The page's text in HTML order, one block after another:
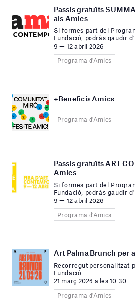
Passis gratuïts
als Amics
Si formes part del
Fundació, podràs gaudir
9 — 12 abril 2026
Programa d'Amics
+Beneficis Amics
Programa d'Amics
Passis gratuïts ART
Amics
Si formes part del
Fundació, podràs gaudir
9 — 12 abril 2026
Programa d'Amics
Art Palma Brunch per
Recorregut personalitzat
Fundació
21 març 2026 a les 10:30
Programa d'Amics